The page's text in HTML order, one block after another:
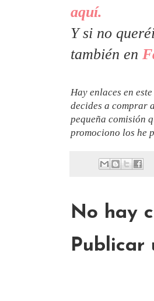
aquí.
Y si no
también en
Hay enlaces en
decides a comprar
pequeña comisión
promociono los he
No hay
Publicar